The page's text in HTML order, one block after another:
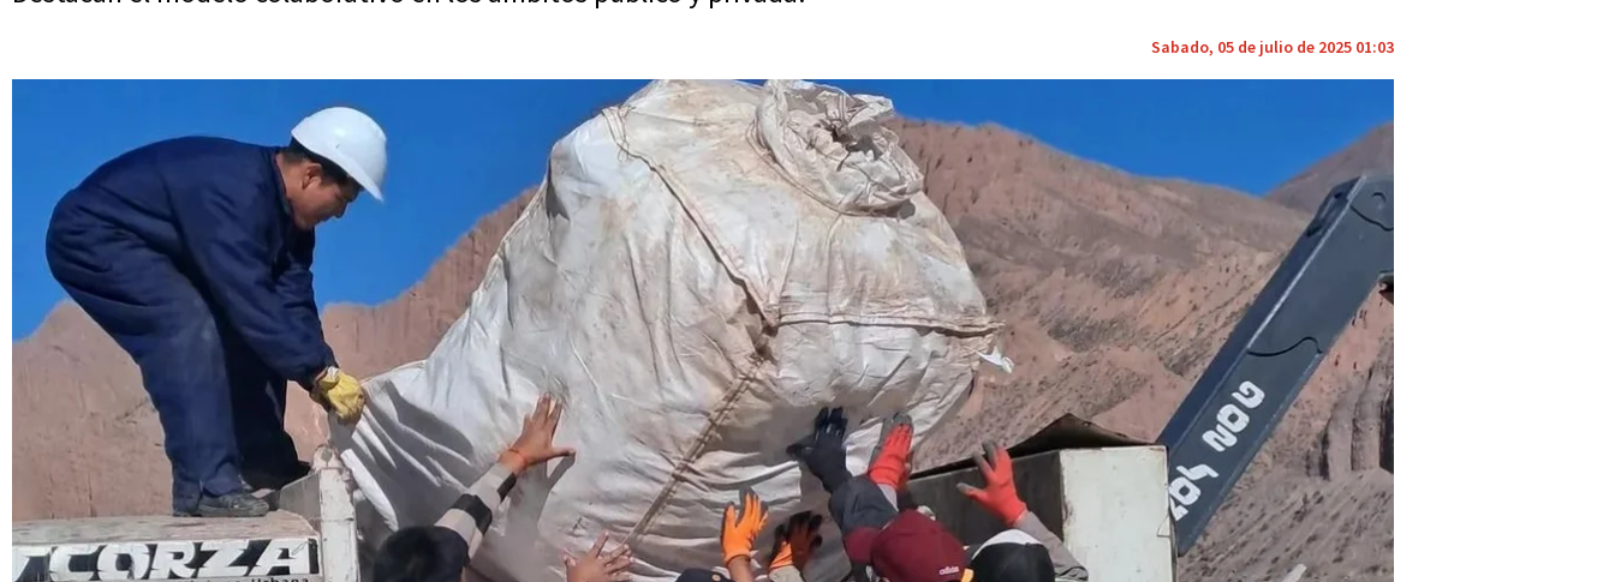
Sabado, 05 de julio de 2025 01:03